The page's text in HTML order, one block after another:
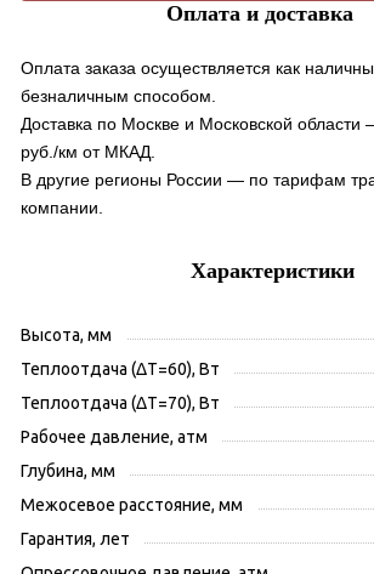
Оплата и доставка
Оплата заказа осуществляется как
безналичным способом.
Доставка по Москве и Московской
руб./км от МКАД.
В другие регионы России — по тарифам
компании.
Характеристики
Высота, мм
Теплоотдача (ΔT=60), Вт
Теплоотдача (ΔT=70), Вт
Рабочее давление, атм
Глубина, мм
Межосевое расстояние, мм
Гарантия, лет